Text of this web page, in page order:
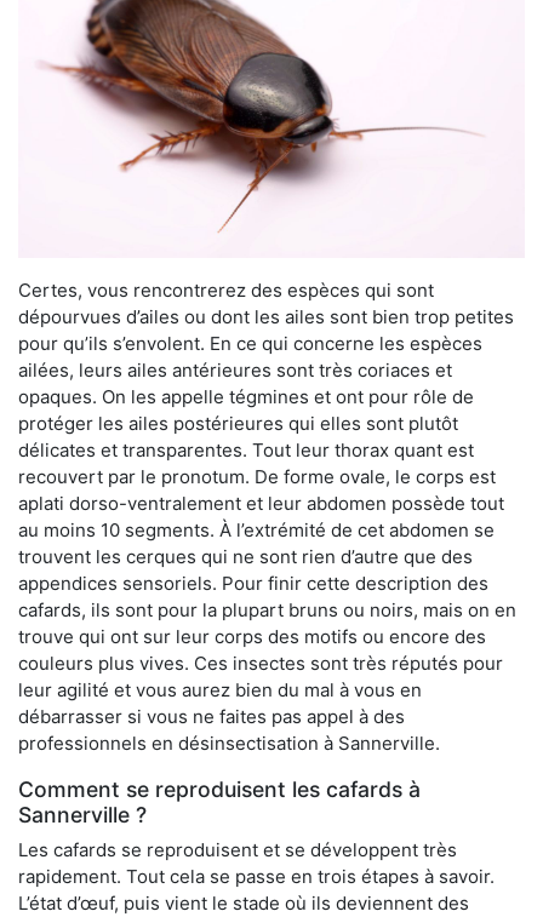
Certes, vous rencontrerez des espèces qui sont
dépourvues d’ailes ou dont les ailes sont bien trop petites
pour qu’ils s’envolent. En ce qui concerne les espèces
ailées, leurs ailes antérieures sont très coriaces et
opaques. On les appelle tégmines et ont pour rôle de
protéger les ailes postérieures qui elles sont plutôt
délicates et transparentes. Tout leur thorax quant est
recouvert par le pronotum. De forme ovale, le corps est
aplati dorso-ventralement et leur abdomen possède tout
au moins 10 segments. À l’extrémité de cet abdomen se
trouvent les cerques qui ne sont rien d’autre que des
appendices sensoriels. Pour finir cette description des
cafards, ils sont pour la plupart bruns ou noirs, mais on en
trouve qui ont sur leur corps des motifs ou encore des
couleurs plus vives. Ces insectes sont très réputés pour
leur agilité et vous aurez bien du mal à vous en
débarrasser si vous ne faites pas appel à des
professionnels en désinsectisation à Sannerville.
Comment se reproduisent les cafards à
Sannerville ?
Les cafards se reproduisent et se développent très
rapidement. Tout cela se passe en trois étapes à savoir.
L’état d’œuf, puis vient le stade où ils deviennent des